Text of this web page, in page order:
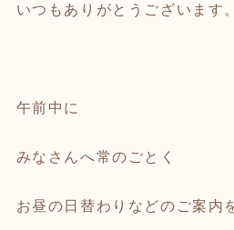
いつもありがとうございます。
午前中に
みなさんへ常のごとく
お昼の日替わりなどのご案内